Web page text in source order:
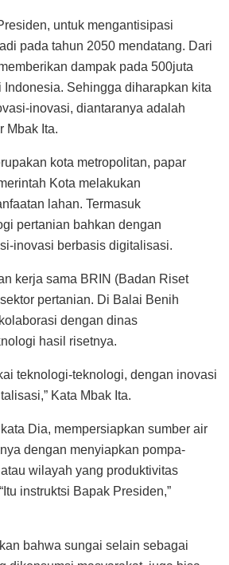
untuk mengantisipasi
pada tahun 2050 mendatang. Dari
dampak pada 500juta
Indonesia. Sehingga diharapkan kita
inovasi, diantaranya adalah
Mbak Ita.
kota metropolitan, papar
Kota melakukan
lahan. Termasuk
pertanian bahkan dengan
inovasi berbasis digitalisasi.
kerja sama BRIN (Badan Riset
pertanian. Di Balai Benih
dengan dinas
hasil risetnya.
teknologi-teknologi, dengan inovasi
Kata Mbak Ita.
Dia, mempersiapkan sumber air
dengan menyiapkan pompa-
wilayah yang produktivitas
instruktsi Bapak Presiden,”
bahwa sungai selain sebagai